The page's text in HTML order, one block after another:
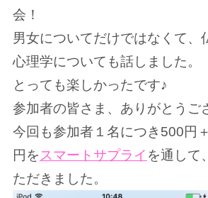
会！
男女についてだけではなくて、
心理学についても話しました。
とっても楽しかったです♪
参加者の皆さま、ありがとうご
今回も参加者１名につき500円
円をスマートサプライ を通して
ただきました。